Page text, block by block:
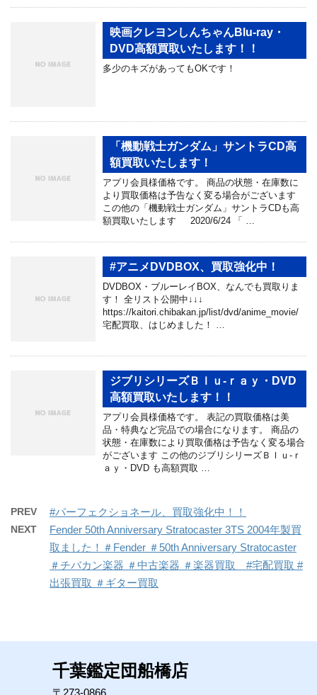
映画クレヨンしんちゃんBlu-ray・
DVD高額買取いたします！！
多少のキズがあってもOKです！
「機動戦士ガンダム」サントラCD高
額買取いたします！
アプリ会員様価格です。 商品の状態・在庫数に
より買取価格は予告なく変る場合がございます
この他の「機動戦士ガンダム」サントラCDも高
額買取いたします 2020/6/24 「 …
#アニメDVDBOX、買取強化中！
DVDBOX・ブルーレイBOX、なんでも買取りま
す！ 全リスト公開中↓↓↓
https://kaitori.chibakan.jp/list/dvd/anime_movie/
宅配買取、はじめました！ …
ジブリシリーズＢｌｕ‐ｒａｙ・DVD
高額買取いたします！！
アプリ会員様価格です。 表記の買取価格は美
品・特典など完品での場合になります。 商品の
状態・在庫数により買取価格は予告なく変る場合
がございます この他のジブリシリーズＢｌｕ‐ｒ
ａｙ・DVD も高額買取 …
PREV #パーフェクショネール、買取強化中！！
NEXT
Fender 50th Anniversary Stratocaster 3TS 2004年製買
取ました！＃Fender ＃50th Anniversary Stratocaster
＃チバカン楽器 ＃中古楽器 ＃楽器買取 #宅配買取 #
出張買取 ＃ギター買取
千葉鑑定団船橋店
〒273-0866